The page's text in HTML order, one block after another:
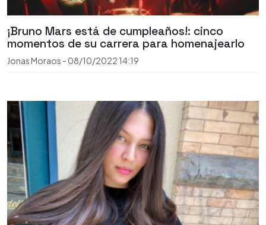
¡Bruno Mars está de cumpleaños!: cinco
momentos de su carrera para homenajearlo
Jonas Moraos - 08/10/2022 14:19